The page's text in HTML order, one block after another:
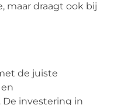
maar draagt ook bij
de juiste
investering in